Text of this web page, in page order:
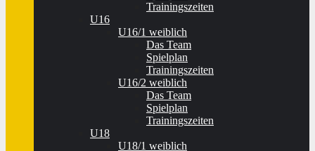
Trainingszeiten
U16
U16/1 weiblich
Das Team
Spielplan
Trainingszeiten
U16/2 weiblich
Das Team
Spielplan
Trainingszeiten
U18
U18/1 weiblich